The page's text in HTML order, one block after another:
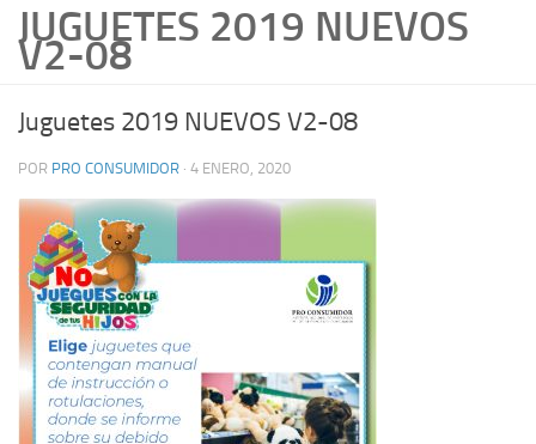
JUGUETES 2019 NUEVOS
V2-08
Juguetes 2019 NUEVOS V2-08
POR PRO CONSUMIDOR · 4 ENERO, 2020